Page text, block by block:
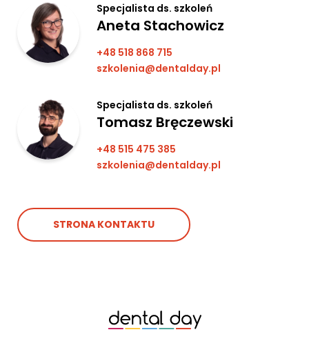
Specjalista ds. szkoleń
Aneta Stachowicz
+48 518 868 715
szkolenia@dentalday.pl
Specjalista ds. szkoleń
Tomasz Bręczewski
+48 515 475 385
szkolenia@dentalday.pl
STRONA KONTAKTU